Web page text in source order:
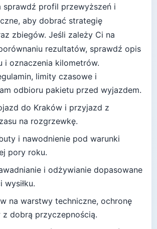
sprawdź profil przewyższeń i
aby dobrać strategię
zbiegów. Jeśli zależy Ci na
rezultatów, sprawdź opis
i oznaczenia kilometrów.
limity czasowe i
odbioru pakietu przed wyjazdem.
do Kraków i przyjazd z
na rozgrzewkę.
i nawodnienie pod warunki
pory roku.
i odżywianie dopasowane
wysiłku.
na warstwy techniczne, ochronę
z dobrą przyczepnością.